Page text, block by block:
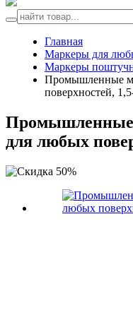
Главная
Маркеры для
Маркеры
Промышленные
поверхностей,
Промышленные
для любых